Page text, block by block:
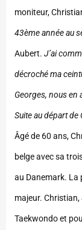
moniteur,
43ème année au
Aubert. J’ai
décroché ma
Georges, nous en
Suite audépart de
Âgé de 60 ans,
belge avec sa
au Danemark. La
majeur. Christian,
Taekwondo et